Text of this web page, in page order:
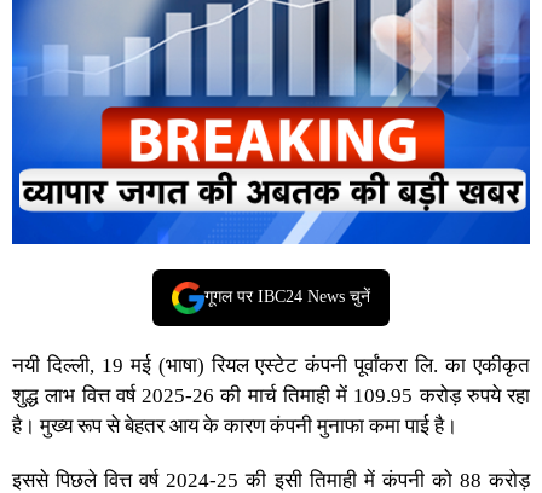
गूगल पर IBC24 News चुनें
नयी दिल्ली, 19 मई (भाषा) रियल एस्टेट कंपनी पूर्वांकरा लि. का एकीकृत
शुद्ध लाभ वित्त वर्ष 2025-26 की मार्च तिमाही में 109.95 करोड़ रुपये रहा
है। मुख्य रूप से बेहतर आय के कारण कंपनी मुनाफा कमा पाई है।
इससे पिछले वित्त वर्ष 2024-25 की इसी तिमाही में कंपनी को 88 करोड़